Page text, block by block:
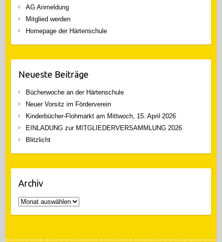
AG Anmeldung
Mitglied werden
Homepage der Härtenschule
Neueste Beiträge
Bücherwoche an der Härtenschule
Neuer Vorsitz im Förderverein
Kinderbücher-Flohmarkt am Mittwoch, 15. April 2026
EINLADUNG zur MITGLIEDERVERSAMMLUNG 2026
Blitzlicht
Archiv
Archiv